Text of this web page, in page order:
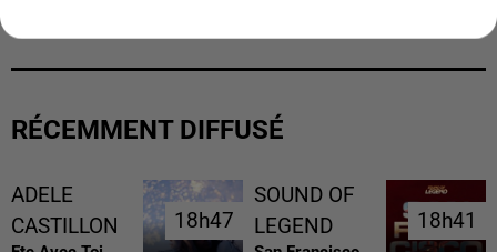
RÉCEMMENT DIFFUSÉ
ADELE
CASTILLON
18h47
18h47
SOUND OF
LEGEND
18h41
18h41